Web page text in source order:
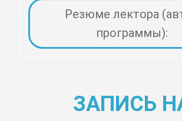
Резюме лектора
программы):
ЗАПИСЬ